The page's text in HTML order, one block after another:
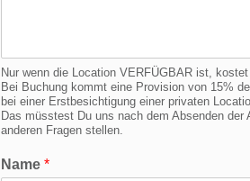
Nur wenn die Location VERFÜGBAR ist,
Bei Buchung kommt eine Provision von 15%
bei einer Erstbesichtigung einer privaten
Das müsstest Du uns nach dem Absenden
anderen Fragen stellen.
Name *